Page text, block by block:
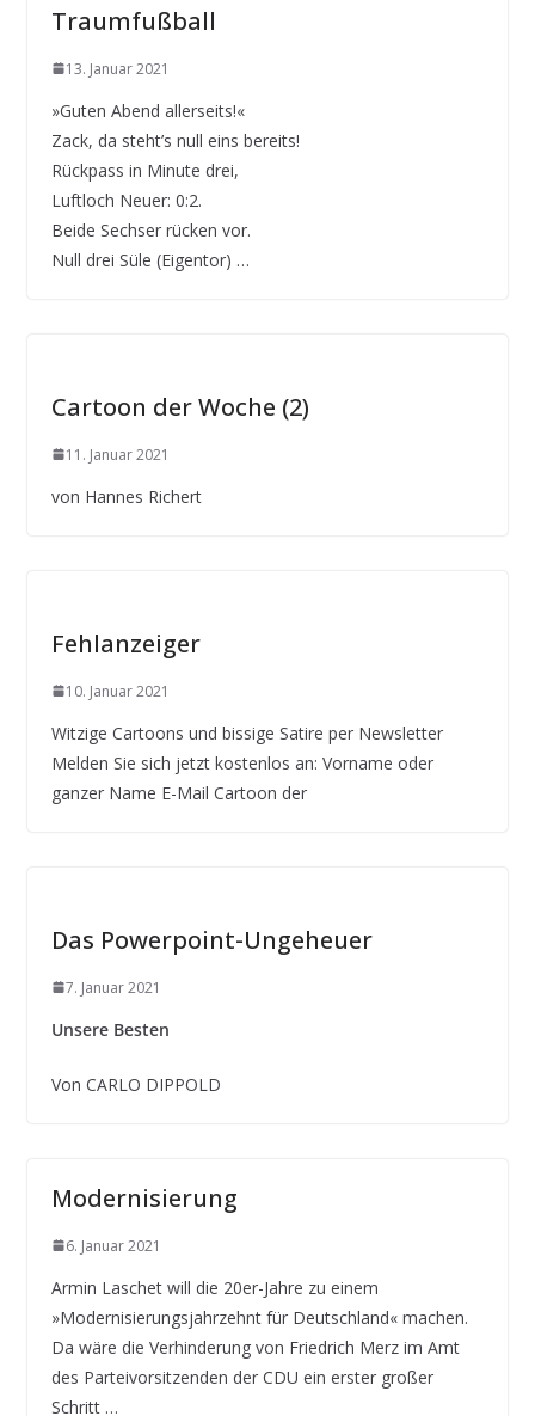
Traumfußball
13. Januar 2021
»Guten Abend allerseits!«
Zack, da steht’s null eins bereits!
Rückpass in Minute drei,
Luftloch Neuer: 0:2.
Beide Sechser rücken vor.
Null drei Süle (Eigentor) …
Cartoon der Woche (2)
11. Januar 2021
von Hannes Richert
Fehlanzeiger
10. Januar 2021
Witzige Cartoons und bissige Satire per Newsletter
Melden Sie sich jetzt kostenlos an: Vorname oder
ganzer Name E-Mail Cartoon der
Das Powerpoint-Ungeheuer
7. Januar 2021
Unsere Besten
Von CARLO DIPPOLD
Modernisierung
6. Januar 2021
Armin Laschet will die 20er-Jahre zu einem
»Modernisierungsjahrzehnt für Deutschland« machen.
Da wäre die Verhinderung von Friedrich Merz im Amt
des Parteivorsitzenden der CDU ein erster großer
Schritt …